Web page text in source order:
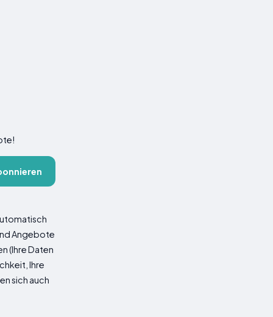
Angebote
(Ihre Daten
Ihre
sich auch